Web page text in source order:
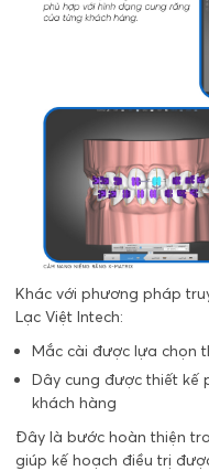
Khác với phương pháp
Lạc Việt Intech:
Mắc cài được lựa chọn
Dây cung được thiết kế
khách hàng
Đây là bước hoàn thiện
giúp kế hoạch điều trị